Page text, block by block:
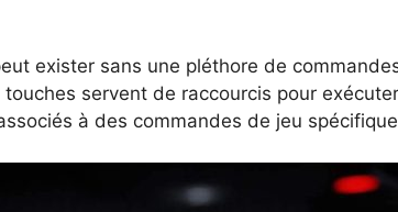
exister sans une pléthore de
servent de raccourcis pour
à des commandes de jeu